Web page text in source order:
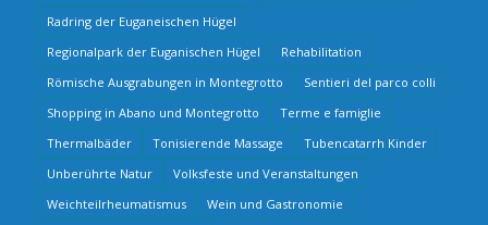
Radring der Euganeischen Hügel
Regionalpark der Euganischen Hügel
Rehabilitation
Römische Ausgrabungen in Montegrotto
Sentieri del parco colli
Shopping in Abano und Montegrotto
Terme e famiglie
Thermalbäder
Tonisierende Massage
Tubencatarrh Kinder
Unberührte Natur
Volksfeste und Veranstaltungen
Weichteilrheumatismus
Wein und Gastronomie